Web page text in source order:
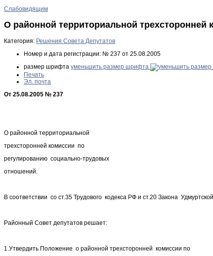
Слабовидящим
О районной территориальной трехсторонней
Категория: Решения Совета Депутатов
Номер и дата регистрации: № 237 от 25.08.2005
размер шрифта уменьшить размер шрифта
Печать
Эл. почта
От 25.08.2005 № 237
О районной территориальной
трехсторонней комиссии по
регулированию социально-трудовых
отношений.
В соответствии со ст.35 Трудового кодекса РФ и ст.20 Закона
Районный Совет депутатов решает:
1.Утвердить Положение о районной трехсторонней комиссии по